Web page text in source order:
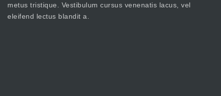
metus tristique. Vestibulum cursus venenatis lacus, vel
eleifend lectus blandit a.